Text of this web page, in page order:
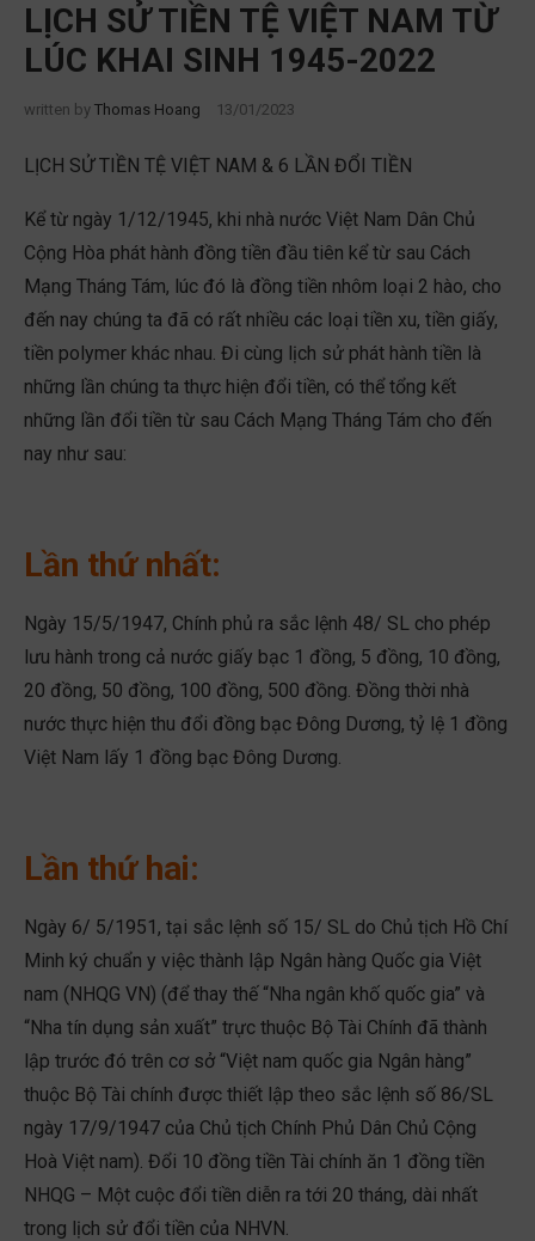
LỊCH SỬ TIỀN TỆ VIỆT NAM TỪ
LÚC KHAI SINH 1945-2022
written by Thomas Hoang 13/01/2023
LỊCH SỬ TIỀN TỆ VIỆT NAM & 6 LẦN ĐỔI TIỀN
Kể từ ngày 1/12/1945, khi nhà nước Việt Nam Dân Chủ
Cộng Hòa phát hành đồng tiền đầu tiên kể từ sau Cách
Mạng Tháng Tám, lúc đó là đồng tiền nhôm loại 2 hào, cho
đến nay chúng ta đã có rất nhiều các loại tiền xu, tiền giấy,
tiền polymer khác nhau. Đi cùng lịch sử phát hành tiền là
những lần chúng ta thực hiện đổi tiền, có thể tổng kết
những lần đổi tiền từ sau Cách Mạng Tháng Tám cho đến
nay như sau:
Lần thứ nhất:
Ngày 15/5/1947, Chính phủ ra sắc lệnh 48/ SL cho phép
lưu hành trong cả nước giấy bạc 1 đồng, 5 đồng, 10 đồng,
20 đồng, 50 đồng, 100 đồng, 500 đồng. Đồng thời nhà
nước thực hiện thu đổi đồng bạc Đông Dương, tỷ lệ 1 đồng
Việt Nam lấy 1 đồng bạc Đông Dương.
Lần thứ hai:
Ngày 6/ 5/1951, tại sắc lệnh số 15/ SL do Chủ tịch Hồ Chí
Minh ký chuẩn y việc thành lập Ngân hàng Quốc gia Việt
nam (NHQG VN) (để thay thế “Nha ngân khố quốc gia” và
“Nha tín dụng sản xuất” trực thuộc Bộ Tài Chính đã thành
lập trước đó trên cơ sở “Việt nam quốc gia Ngân hàng”
thuộc Bộ Tài chính được thiết lập theo sắc lệnh số 86/SL
ngày 17/9/1947 của Chủ tịch Chính Phủ Dân Chủ Cộng
Hoà Việt nam). Đổi 10 đồng tiền Tài chính ăn 1 đồng tiền
NHQG – Một cuộc đổi tiền diễn ra tới 20 tháng, dài nhất
trong lịch sử đổi tiền của NHVN.